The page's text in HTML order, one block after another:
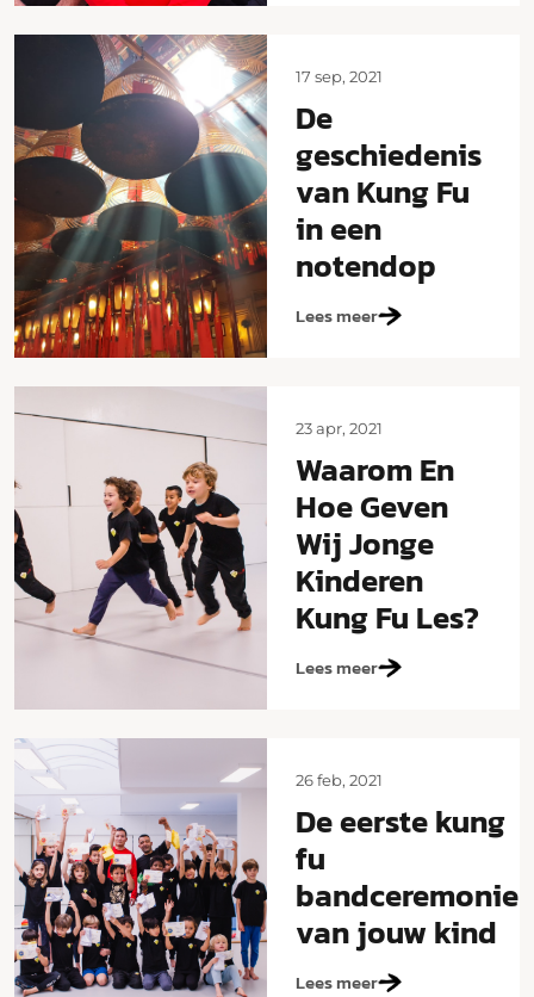
17 sep, 2021
De
geschiedenis
van Kung Fu
in een
notendop
Lees meer
23 apr, 2021
Waarom En
Hoe Geven
Wij Jonge
Kinderen
Kung Fu Les?
Lees meer
26 feb, 2021
De eerste kung
fu
bandceremonie
van jouw kind
Lees meer